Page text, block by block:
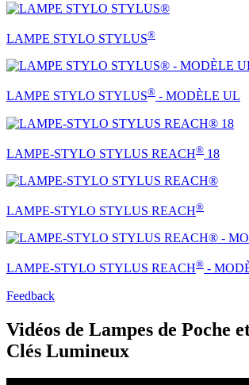
LAMPE STYLO STYLUS®
LAMPE STYLO STYLUS® - MODÈLE UL
LAMPE-STYLO STYLUS REACH® 18
LAMPE-STYLO STYLUS REACH®
LAMPE-STYLO STYLUS REACH® -
Feedback
Vidéos de Lampes de Poche
Clés Lumineux